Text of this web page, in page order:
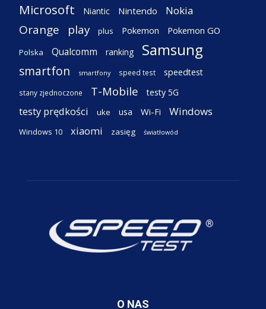
Microsoft Niantic Nintendo Nokia
Orange play plus Pokemon Pokemon GO
Polska Qualcomm ranking Samsung
smartfon smartfony speed test speedtest
stany zjednoczone T-Mobile testy 5G
testy prędkości uke usa Wi-Fi Windows
Windows 10 xiaomi zasięg światłowód
O NAS